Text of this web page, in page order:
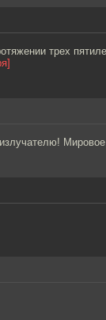
трех
Мировое